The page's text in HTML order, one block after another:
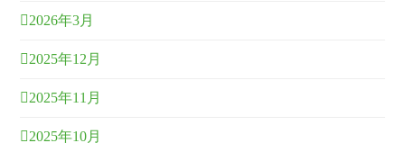
2026年3月
2025年12月
2025年11月
2025年10月